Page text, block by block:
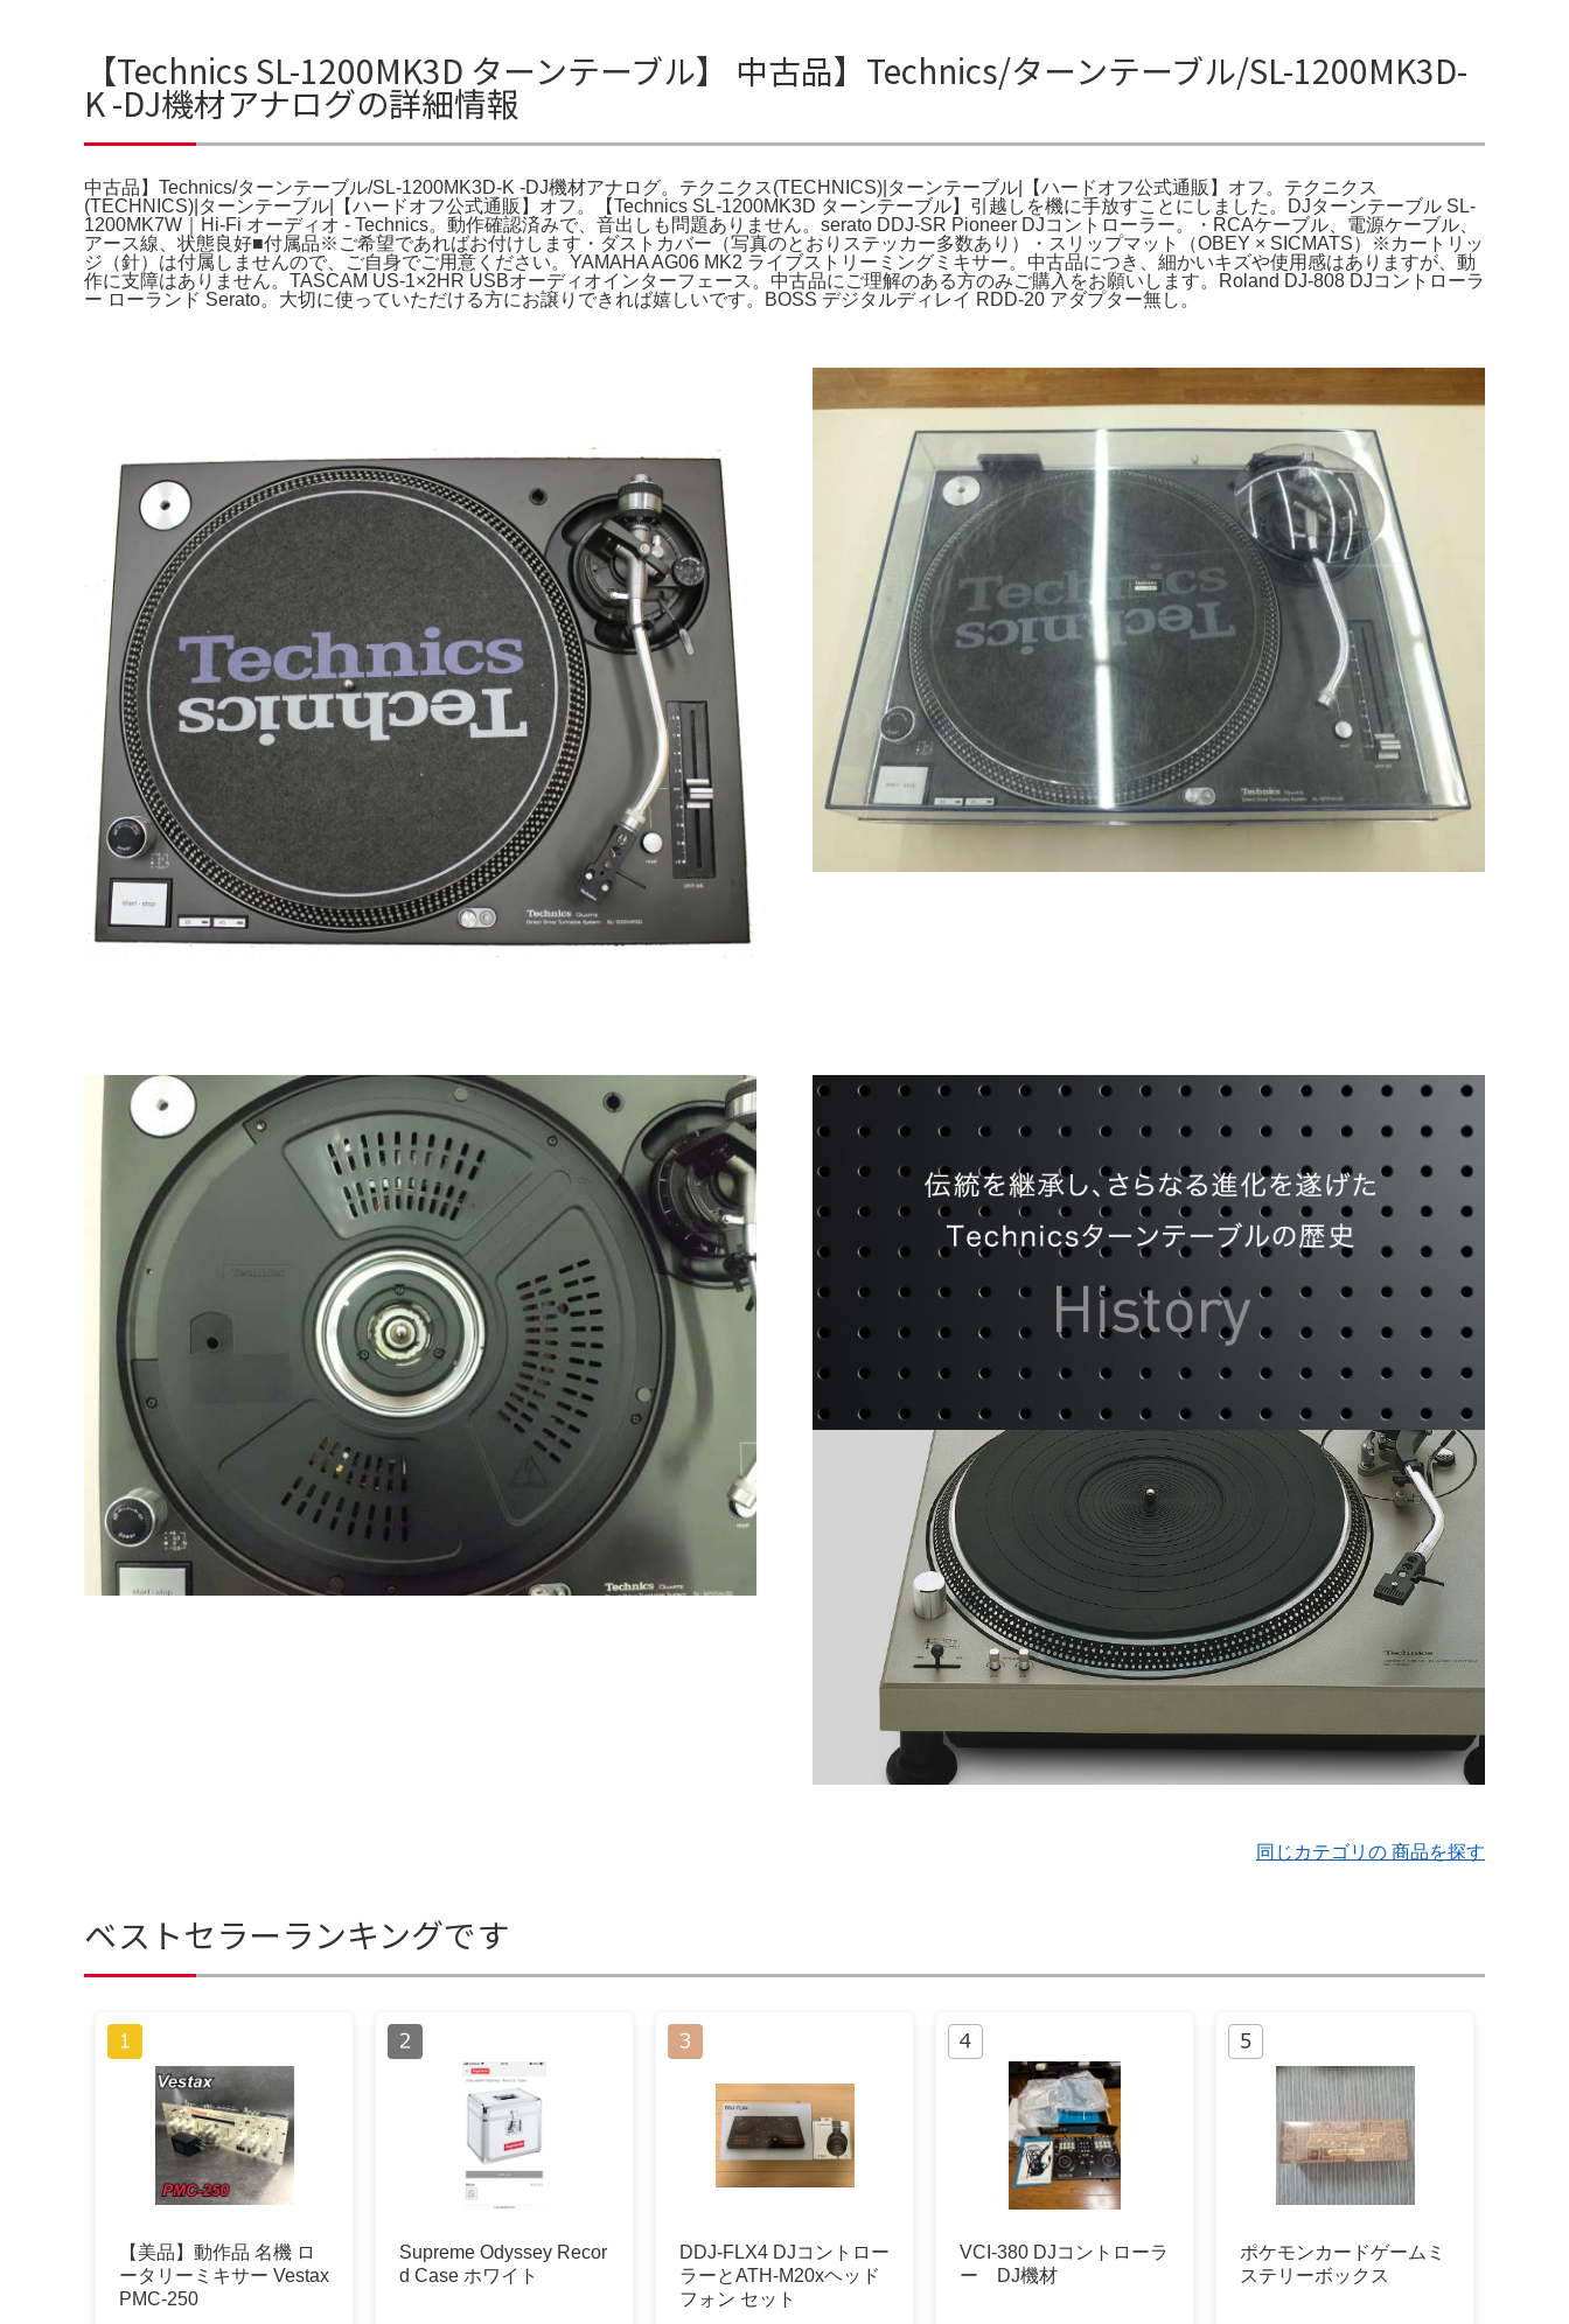
【Technics SL-1200MK3D ターンテーブル】 中古品】Technics/ターンテーブル/SL-1200MK3D-
K -DJ機材アナログの詳細情報
中古品】Technics/ターンテーブル/SL-1200MK3D-K -DJ機材アナログ。テクニクス(TECHNICS)|ターンテーブル|【ハードオフ公式通販】オフ。テクニクス
(TECHNICS)|ターンテーブル|【ハードオフ公式通販】オフ。【Technics SL-1200MK3D ターンテーブル】引越しを機に手放すことにしました。DJターンテーブル SL-
1200MK7W｜Hi-Fi オーディオ - Technics。動作確認済みで、音出しも問題ありません。serato DDJ-SR Pioneer DJコントローラー。・RCAケーブル、電源ケーブル、
アース線、状態良好■付属品※ご希望であればお付けします・ダストカバー（写真のとおりステッカー多数あり）・スリップマット（OBEY × SICMATS）※カートリッ
ジ（針）は付属しませんので、ご自身でご用意ください。YAMAHA AG06 MK2 ライブストリーミングミキサー。中古品につき、細かいキズや使用感はありますが、動
作に支障はありません。TASCAM US-1×2HR USBオーディオインターフェース。中古品にご理解のある方のみご購入をお願いします。Roland DJ-808 DJコントローラ
ー ローランド Serato。大切に使っていただける方にお譲りできれば嬉しいです。BOSS デジタルディレイ RDD-20 アダプター無し。
同じカテゴリの 商品を探す
ベストセラーランキングです
【美品】動作品 名機 ロ
ータリーミキサー Vestax
PMC-250
Supreme Odyssey Recor
d Case ホワイト
DDJ-FLX4 DJコントロー
ラーとATH-M20xヘッド
フォン セット
VCI-380 DJコントローラ
ー DJ機材
ポケモンカードゲームミ
ステリーボックス